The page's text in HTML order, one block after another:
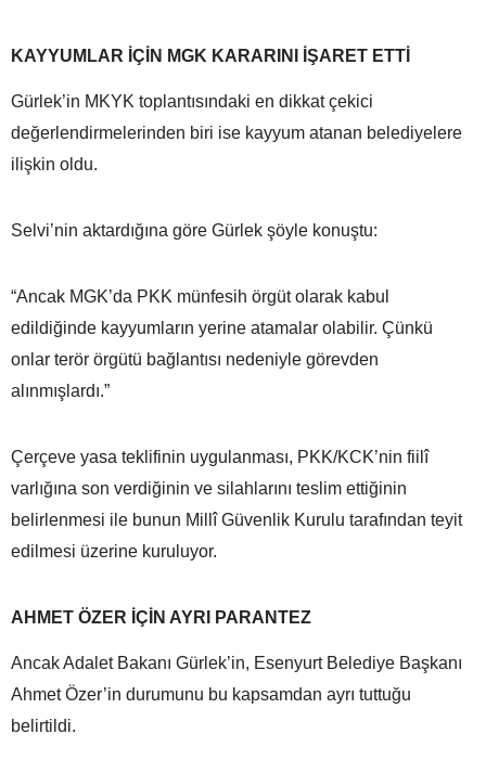
KAYYUMLAR İÇİN MGK KARARINI İŞARET ETTİ
Gürlek’in MKYK toplantısındaki en dikkat çekici
değerlendirmelerinden biri ise kayyum atanan belediyelere
ilişkin oldu.
Selvi’nin aktardığına göre Gürlek şöyle konuştu:
“Ancak MGK’da PKK münfesih örgüt olarak kabul
edildiğinde kayyumların yerine atamalar olabilir. Çünkü
onlar terör örgütü bağlantısı nedeniyle görevden
alınmışlardı.”
Çerçeve yasa teklifinin uygulanması, PKK/KCK’nin fiilî
varlığına son verdiğinin ve silahlarını teslim ettiğinin
belirlenmesi ile bunun Millî Güvenlik Kurulu tarafından teyit
edilmesi üzerine kuruluyor.
AHMET ÖZER İÇİN AYRI PARANTEZ
Ancak Adalet Bakanı Gürlek’in, Esenyurt Belediye Başkanı
Ahmet Özer’in durumunu bu kapsamdan ayrı tuttuğu
belirtildi.